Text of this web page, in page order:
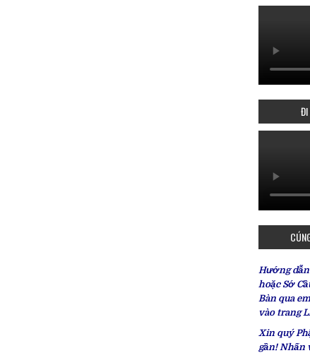
ĐI
Hướng
hoặc Sớ
Bàn qua
vào trang
Xin quý
gần! Nhấn